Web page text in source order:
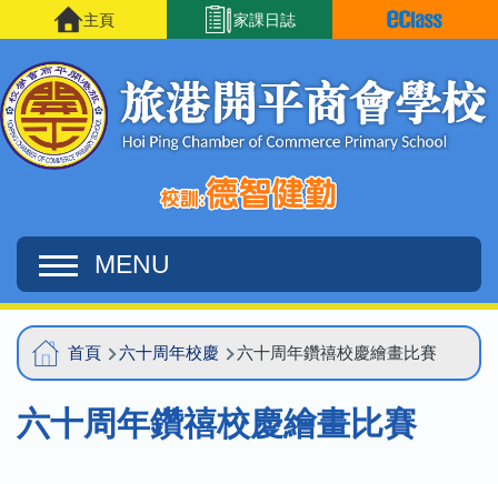
移至主內容 家課日誌
主頁
MENU
Main
navigation
導
航
連
首頁 六十周年校慶 六十周年鑽禧校慶繪畫比賽
六十周年鑽禧校慶繪畫比賽